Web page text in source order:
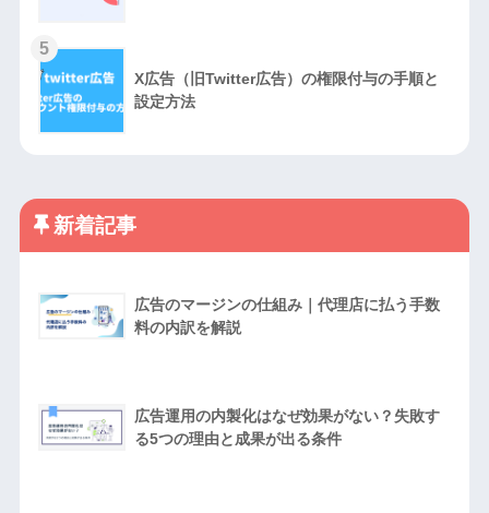
5
X広告（旧Twitter広告）の権限付与の手順と
設定方法
新着記事
広告のマージンの仕組み｜代理店に払う手数
料の内訳を解説
広告運用の内製化はなぜ効果がない？失敗す
る5つの理由と成果が出る条件